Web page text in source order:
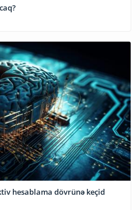
hesablama dövrünə keçid